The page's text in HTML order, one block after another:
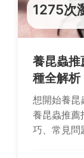
1275次
養昆蟲推
種全解析
想開始養昆
養昆蟲推薦
巧、常見問